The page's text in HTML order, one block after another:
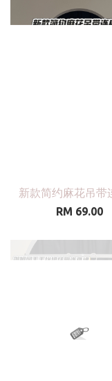
新款简约麻花吊带
RM 69.00